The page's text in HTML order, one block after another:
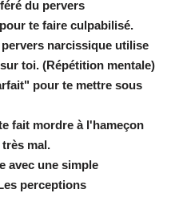
du pervers
te faire culpabilisé.
narcissique utilise
toi. (Répétition mentale)
pour te mettre sous
fait mordre à l'hameçon
mal.
avec une simple
perceptions